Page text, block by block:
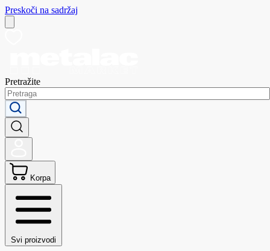
Preskoči na sadržaj
Pretražite
Korpa
Svi proizvodi